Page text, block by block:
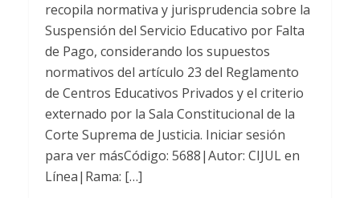
recopila normativa y jurisprudencia sobre la
Suspensión del Servicio Educativo por Falta
de Pago, considerando los supuestos
normativos del artículo 23 del Reglamento
de Centros Educativos Privados y el criterio
externado por la Sala Constitucional de la
Corte Suprema de Justicia. Iniciar sesión
para ver másCódigo: 5688|Autor: CIJUL en
Línea|Rama: […]